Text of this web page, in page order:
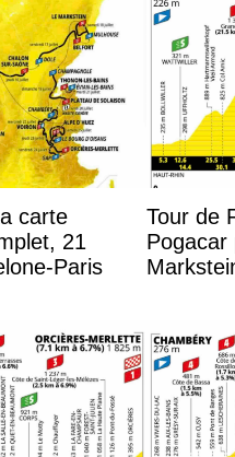
carte
21
Paris
Tour de
Pogacar